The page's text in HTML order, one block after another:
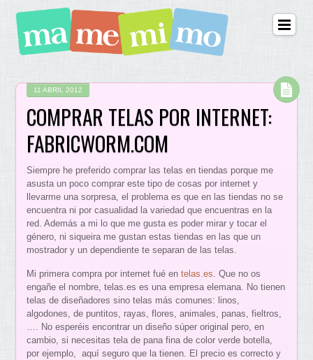
11 ABRIL 2012
COMPRAR TELAS POR INTERNET:
FABRICWORM.COM
Siempre he preferido comprar las telas en tiendas porque me
asusta un poco comprar este tipo de cosas por internet y
llevarme una sorpresa, el problema es que en las tiendas no se
encuentra ni por casualidad la variedad que encuentras en la
red. Además a mi lo que me gusta es poder mirar y tocar el
género, ni siqueira me gustan estas tiendas en las que un
mostrador y un dependiente te separan de las telas.
Mi primera compra por internet fué entelas.es. Que no os
engañe el nombre, telas.es es una empresa elemana. No tienen
telas de diseñadores sino telas más comunes: linos,
algodones, de puntitos, rayas, flores, animales, panas, fieltros,
…. No esperéis encontrar un diseño súper original pero, en
cambio, si necesitas tela de pana fina de color verde botella,
por ejemplo, aquí seguro que la tienen. El precio es correcto y